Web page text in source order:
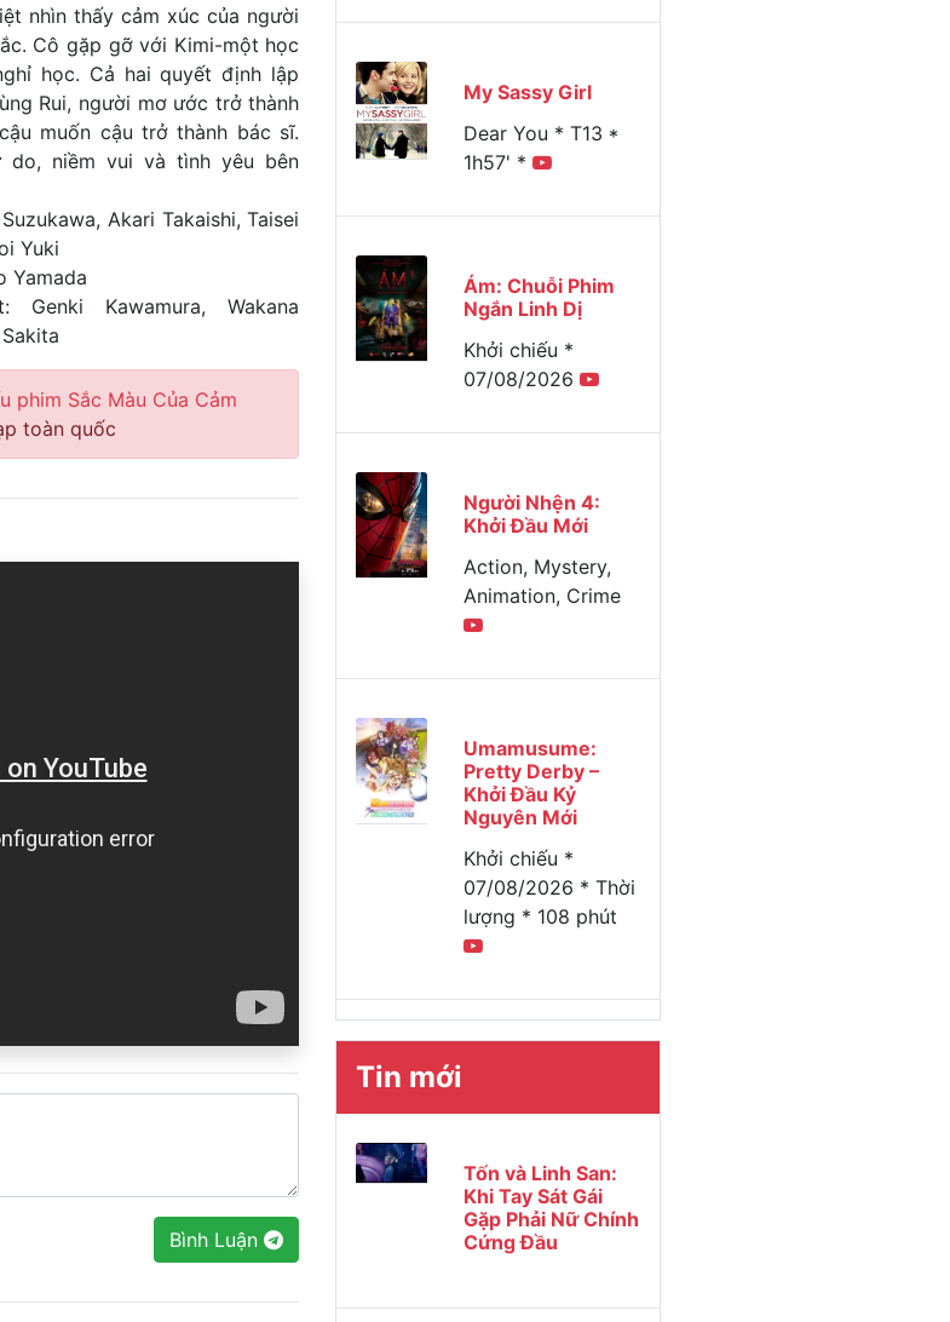
nhìn thấy cảm xúc của người
Cô gặp gỡ với Kimi-một học
học. Cả hai quyết định lập
Rui, người mơ ước trở thành
muốn cậu trở thành bác sĩ.
niềm vui và tình yêu bên
Akari Takaishi, Taisei
Yuki
Yamada
Genki Kawamura, Wakana
phim Sắc Màu Của Cảm
toàn quốc
Bình Luận
My Sassy Girl
Dear You * T13 *
1h57' *
Ám: Chuỗi Phim
Ngắn Linh Dị
Khởi chiếu *
07/08/2026
Người Nhện 4:
Khởi Đầu Mới
Action, Mystery,
Animation, Crime
Umamusume:
Pretty Derby –
Khởi Đầu Kỷ
Nguyên Mới
Khởi chiếu *
07/08/2026 * Thời
lượng * 108 phút
Tin mới
Tốn và Linh San:
Khi Tay Sát Gái
Gặp Phải Nữ Chính
Cứng Đầu